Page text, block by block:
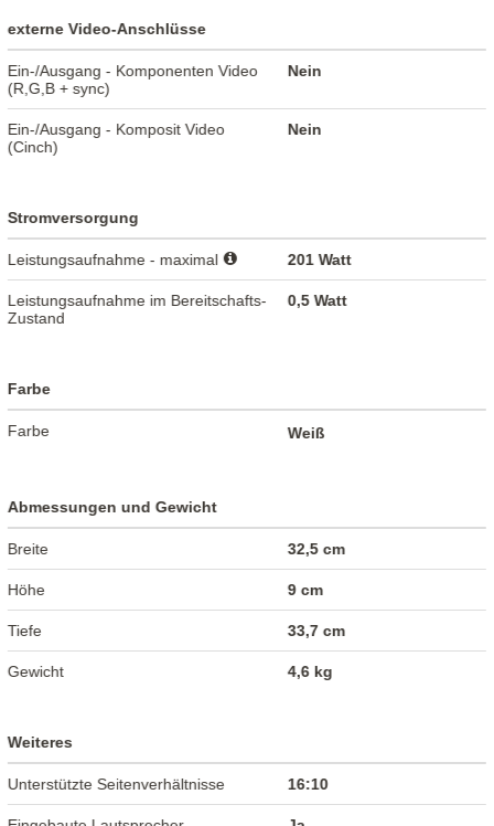
externe Video-Anschlüsse
Ein-/Ausgang - Komponenten Video
(R,G,B + sync)
Nein
Ein-/Ausgang - Komposit Video
(Cinch)
Nein
Stromversorgung
Leistungsaufnahme - maximal 201 Watt
Leistungsaufnahme im Bereitschafts-
Zustand
0,5 Watt
Farbe
Farbe Weiß
Abmessungen und Gewicht
Breite 32,5 cm
Höhe 9 cm
Tiefe 33,7 cm
Gewicht 4,6 kg
Weiteres
Unterstützte Seitenverhältnisse 16:10